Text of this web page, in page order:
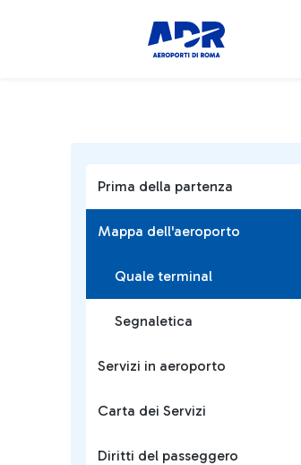
Prima della partenza
Mappa dell'aeroporto
Quale terminal
Segnaletica
Servizi in aeroporto
Carta dei Servizi
Diritti del passeggero